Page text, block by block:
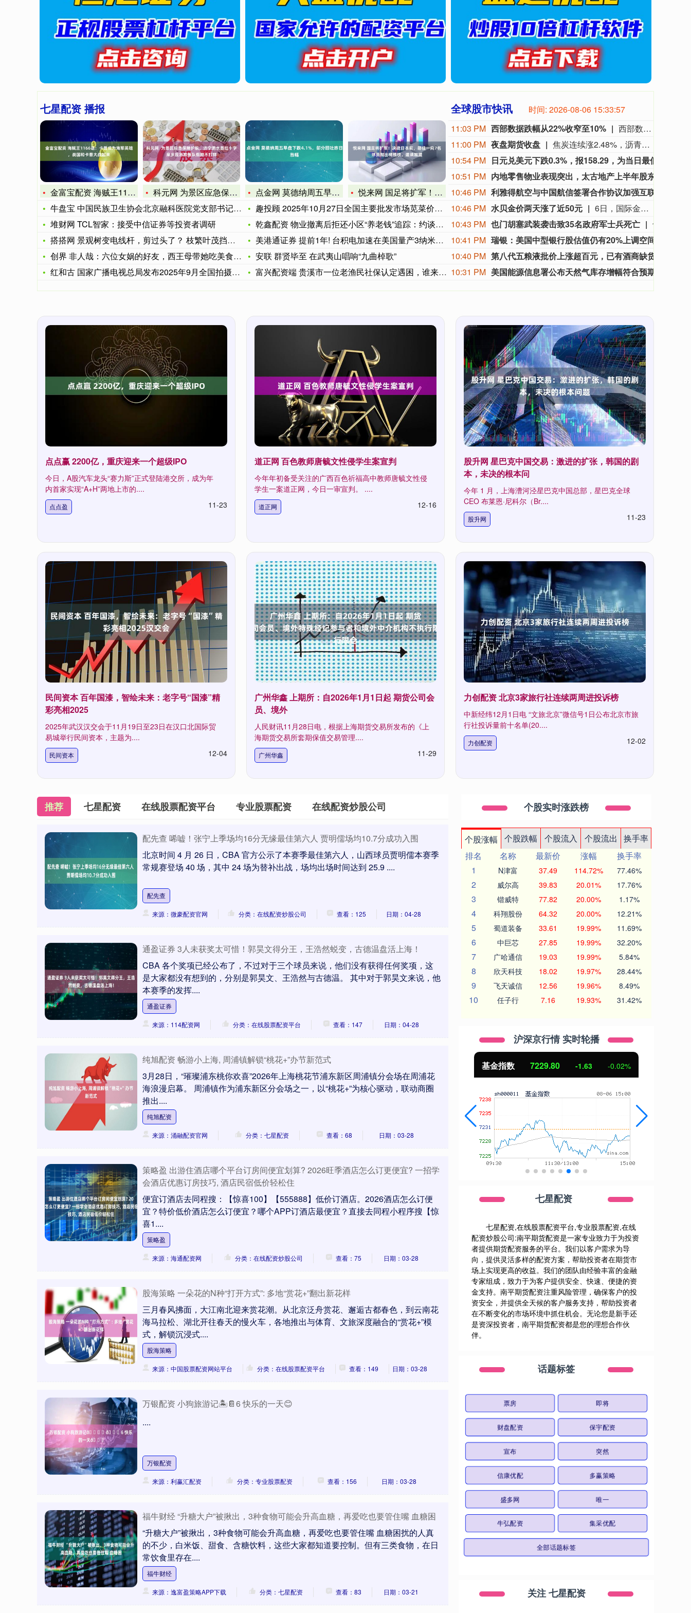
七星配资 播报
金富宝配资 海贼王1166话：卡普成为海军英雄，战国和卡普大
科元网 为景区应急保障护航，济宁泗水县红十字泉乡应急救援队
牛盘宝 中国民族卫生协会北京融科医院党支部书记胡霞学习分享会
堆财网 TCL智家：接受中信证券等投资者调研
搭搭网 景观树变电线杆，剪过头了？ 枝繁叶茂挡阳光，修得不够
创界 非人哉：六位女娲的好友，西王母带她吃美食，妈祖跟她一起
红和古 国家广播电视总局发布2025年9月全国拍摄制作电视剧
点金网 莫德纳周五早盘下跌4.1%，部分回吐昨日涨幅
悦来网 国足将扩军！决战日本前，邵佳一向7名球员抛出橄榄枝，
趣投顾 2025年10月27日全国主要批发市场苋菜价格行情
乾鑫配资 物业撤离后拒还小区“养老钱”追踪：约谈后17.8万
美港通证券 提前1年! 台积电加速在美国量产3纳米芯片! 背
安联 群贤毕至 在武夷山唱响“九曲棹歌”
富兴配资端 贵溪市一位老渔民社保认定遇困，谁来保障其晚年生活
全球股市快讯 时间: 2026-08-06 15:33:58
11:03 PM 西部数据跌幅从22%收窄至10%
西部数据跌幅收窄至10%，盘初一度大跌超22%。周三美股盘后，美国存储龙头西部数据公布了截止7月3日的2026财年第四季度财报。受存储产品需求持续旺盛推动，公司当季营收、利润双双超预期，净利润同比增长逾12倍。财报显示，西部数据第四财季营收为37.5亿美元，同比增长44%，市场预期为36.92亿美元，上年同期为26.05亿美元。
11:00 PM 夜盘期货收盘
焦炭连续涨2.48%，沥青连续涨2.26%，乙二醇连续涨1.92%，豆一连续涨1.76%，PTA连续涨1.55%。
10:54 PM
10:51 PM
10:46 PM
10:46 PM 水贝金价两天涨了近50元
6日，国际金价持续上涨，现货黄金盘中一度突破每盎司4300美元关口，创下七周以来新高。黄金期货价格也延续此前几个交易日的涨势。金价波动直接传导至国内黄金消费市场，深圳水贝黄金市场的批发报价这两天也应声上调。央视财经记者8月6日下午在深圳水贝市场看到，足金999首饰金的批发报价在1100元/克左右，比两天前上涨了近50元。记者了解到，与年初掀起的抢购潮相比，当下消费者的购金逻辑正在发生明显变化。面对金价波动，投资客普遍趋于保守，而婚庆刚需和保值型消费成为市场主力。与此同时，黄金回收和以旧换新业务呈现出明显的“冷热不均”。 （央视财经）
10:43 PM 也门胡塞武装袭击致35名政府军士兵死亡
10:41 PM 瑞银：美国中型银行股估值仍有20%上调空间
10:40 PM
10:31 PM
点点赢 2200亿，重庆迎来一个超级IPO
今日，A股汽车龙头“赛力斯”正式登陆港交所，成为年
内首家实现“A+H”两地上市的....
点点盈 11-23
道正网 百色教师唐毓文性侵学生案宣判
今年年初备受关注的广西百色祈福高中教师唐毓文性侵
学生一案道正网，今日一审宣判。 ....
道正网 12-16
股升网 星巴克中国交易：激进的扩张，韩国的剧
本，未决的根本问
今年 1 月，上海漕河泾星巴克中国总部，星巴克全球
CEO 布莱恩·尼科尔（Br....
股升网 11-23
民间资本 百年国漆，智绘未来：老字号“国漆”精
彩亮相2025
2025年武汉汉交会于11月19日至23日在汉口北国际贸
易城举行民间资本，主题为....
民间资本 12-04
广州华鑫 上期所：自2026年1月1日起 期货公司会
员、境外
人民财讯11月28日电，根据上海期货交易所发布的《上
海期货交易所套期保值交易管理....
广州华鑫 11-29
力创配资 北京3家旅行社连续两周进投诉榜
中新经纬12月1日电 “文旅北京”微信号1日公布北京市旅
行社投诉量前十名单(20....
力创配资 12-02
推荐 七星配资 在线股票配资平台 专业股票配资 在线配资炒股公司
配先查 唏嘘！张宁上季场均16分无缘最佳第六人 贾明儒场均10.7分成功入围
北京时间 4 月 26 日，CBA 官方公示了本赛季最佳第六人，山西球员贾明儒本赛季
常规赛登场 40 场，其中 24 场为替补出战，场均出场时间达到 25.9 ....
配先查
来源：微豪配资官网 分类：在线配资炒股公司 查看：125 日期：04-28
通盈证券 3人未获奖太可惜！郭昊文得分王，王浩然蜕变，古德温盘活上海！
CBA 各个奖项已经公布了，不过对于三个球员来说，他们没有获得任何奖项，这
是大家都没有想到的，分别是郭昊文、王浩然与古德温。 其中对于郭昊文来说，他
本赛季的发挥....
通盈证券
来源：114配资网 分类：在线股票配资平台 查看：147 日期：04-28
纯旭配资 畅游小上海, 周浦镇解锁“桃花+”办节新范式
3月28日，“璀璨浦东桃你欢喜”2026年上海桃花节浦东新区周浦镇分会场在周浦花
海浪漫启幕。 周浦镇作为浦东新区分会场之一，以“桃花+”为核心驱动，联动商圈
推出....
纯旭配资
来源：涌融配资官网 分类：七星配资 查看：68 日期：03-28
策略盈 出游住酒店哪个平台订房间便宜划算? 2026旺季酒店怎么订更便宜? 一招学
会酒店优惠订房技巧, 酒店民宿低价轻松住
便宜订酒店去同程搜：【惊喜100】【555888】低价订酒店。2026酒店怎么订便
宜？特价低价酒店怎么订便宜？哪个APP订酒店最便宜？直接去同程小程序搜【惊
喜1....
策略盈
来源：海通配资网 分类：在线配资炒股公司 查看：75 日期：03-28
股海策略 一朵花的N种“打开方式”: 多地“赏花+”翻出新花样
三月春风拂面，大江南北迎来赏花潮。从北京泛舟赏花、邂逅古都春色，到云南花
海马拉松、湖北开往春天的慢火车，各地推出与体育、文旅深度融合的“赏花+”模
式，解锁沉浸式....
股海策略
来源：中国股票配资网站平台 分类：在线股票配资平台 查看：149 日期：03-28
万银配资 小狗旅游记🏝️📔6 快乐的一天😊
....
万银配资
来源：利赢汇配资 分类：专业股票配资 查看：156 日期：03-28
福牛财经 “升糖大户”被揪出，3种食物可能会升高血糖，再爱吃也要管住嘴 血糖困
“升糖大户”被揪出，3种食物可能会升高血糖，再爱吃也要管住嘴 血糖困扰的人真
的不少，白米饭、甜食、含糖饮料，这些大家都知道要控制。但有三类食物，在日
常饮食里存在....
福牛财经
来源：逸富盈策略APP下载 分类：七星配资 查看：83 日期：03-21
个股实时涨跌榜
个股涨幅 个股跌幅 个股流入 个股流出
换手率
排名
名称 最新价 涨幅
换手率
1
N津富 37.49 114.72% 77.46%
2 威尔高 39.83 20.01% 17.76%
3 锴威特 77.82 20.00% 1.17%
4 科翔股份 64.32 20.00% 12.21%
5 蜀道装备 33.61 19.99% 11.69%
6 中巨芯 27.85 19.99% 32.20%
7 广哈通信 19.03 19.99% 5.84%
8 欣天科技 18.02 19.97% 28.44%
9 飞天诚信 12.56 19.96% 8.49%
10 任子行 7.16 19.93% 31.42%
沪深京行情 实时轮播
北证50 1122.88 3.42 0.30% 创业板指 基金指数 7229.80 -1.63 -0.02%
七星配资
七星配资,在线股票配资平台,专业股票配资,在线
配资炒股公司:南平期货配资是一家专业致力于为投资
者提供期货配资服务的平台。我们以客户需求为导
向，提供灵活多样的配资方案，帮助投资者在期货市
场上实现更高的收益。我们的团队由经验丰富的金融
专家组成，致力于为客户提供安全、快速、便捷的资
金支持。南平期货配资注重风险管理，确保客户的投
资安全，并提供全天候的客户服务支持，帮助投资者
在不断变化的市场环境中抓住机会。无论您是新手还
是资深投资者，南平期货配资都是您的理想合作伙
伴。
话题标签
票房 即将
财盘配资 保宇配资
宣布 突然
信康优配 多赢策略
盛多网 唯一
牛弘配资 集采优配
全部话题标签
关注 七星配资